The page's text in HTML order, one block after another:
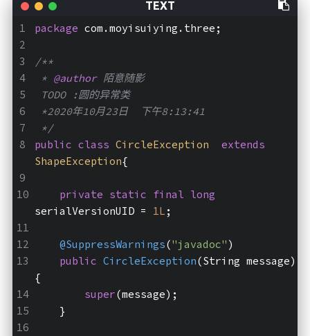
package com.moyisuiying.three;
/**
* @author 陌意随影
TODO :圆的异常类
*2020年10月23日  下午8:13:41
*/
public class CircleException
extends
ShapeException{
private static final long
serialVersionUID = 1L ;
@SuppressWarnings("javadoc" )
public CircleException(String message)
{
super(message);
    }